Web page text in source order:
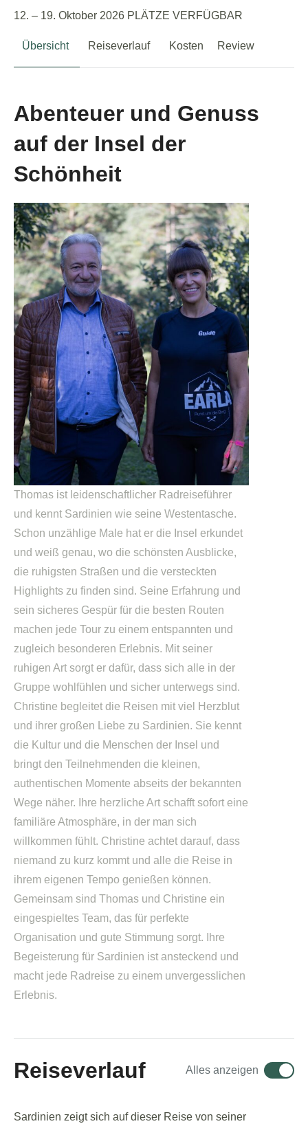
12. – 19. Oktober 2026 PLÄTZE VERFÜGBAR
Übersicht Reiseverlauf Kosten Review
Abenteuer und Genuss
auf der Insel der
Schönheit
Thomas ist leidenschaftlicher Radreiseführer
und kennt Sardinien wie seine Westentasche.
Schon unzählige Male hat er die Insel erkundet
und weiß genau, wo die schönsten Ausblicke,
die ruhigsten Straßen und die versteckten
Highlights zu finden sind. Seine Erfahrung und
sein sicheres Gespür für die besten Routen
machen jede Tour zu einem entspannten und
zugleich besonderen Erlebnis. Mit seiner
ruhigen Art sorgt er dafür, dass sich alle in der
Gruppe wohlfühlen und sicher unterwegs sind.
Christine begleitet die Reisen mit viel Herzblut
und ihrer großen Liebe zu Sardinien. Sie kennt
die Kultur und die Menschen der Insel und
bringt den Teilnehmenden die kleinen,
authentischen Momente abseits der bekannten
Wege näher. Ihre herzliche Art schafft sofort eine
familiäre Atmosphäre, in der man sich
willkommen fühlt. Christine achtet darauf, dass
niemand zu kurz kommt und alle die Reise in
ihrem eigenen Tempo genießen können.
Gemeinsam sind Thomas und Christine ein
eingespieltes Team, das für perfekte
Organisation und gute Stimmung sorgt. Ihre
Begeisterung für Sardinien ist ansteckend und
macht jede Radreise zu einem unvergesslichen
Erlebnis.
Reiseverlauf Alles anzeigen
Sardinien zeigt sich auf dieser Reise von seiner